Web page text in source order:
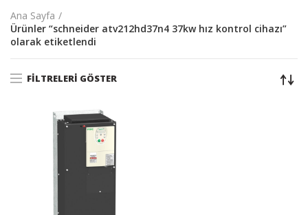
Ana Sayfa
Ürünler “schneider atv212hd37n4 37kw hız kontrol cihazı”
olarak etiketlendi
FILTRELERI GÖSTER